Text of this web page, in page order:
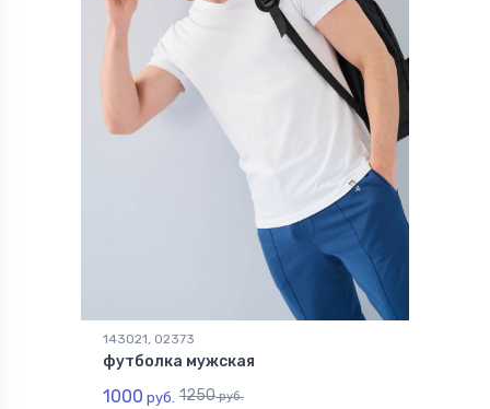
143021, 02373
футболка мужская
1000 руб. 1250руб.